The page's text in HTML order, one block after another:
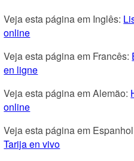
Veja esta página em Inglês:
online
Veja esta página em Francês:
en ligne
Veja esta página em Alemão:
online
Veja esta página em
Tarija en vivo